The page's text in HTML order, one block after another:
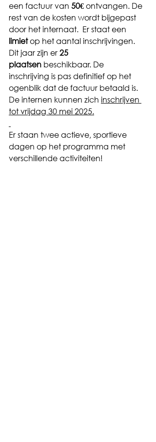
een factuur van 50€ ontvangen. De
rest van de kosten wordt bijgepast
door het internaat.  Er staat een
limiet op het aantal inschrijvingen.
Dit jaar zijn er 25
plaatsen beschikbaar. De
inschrijving is pas definitief op het
ogenblik dat de factuur betaald is.
De internen kunnen zich inschrijven
tot vrijdag 30 mei 2025.
Er staan twee actieve, sportieve
dagen op het programma met
verschillende activiteiten!